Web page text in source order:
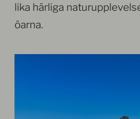
lika härliga
öarna.